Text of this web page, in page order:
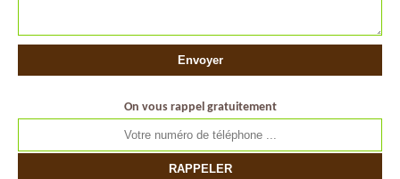
On vous rappel gratuitement